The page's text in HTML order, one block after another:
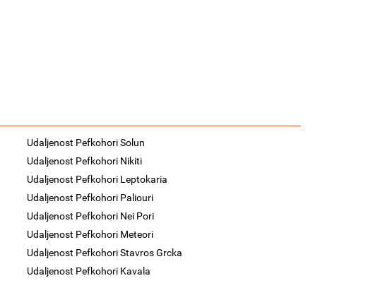
Udaljenost Pefkohori Solun
Udaljenost Pefkohori Nikiti
Udaljenost Pefkohori Leptokaria
Udaljenost Pefkohori Paliouri
Udaljenost Pefkohori Nei Pori
Udaljenost Pefkohori Meteori
Udaljenost Pefkohori Stavros Grcka
Udaljenost Pefkohori Kavala